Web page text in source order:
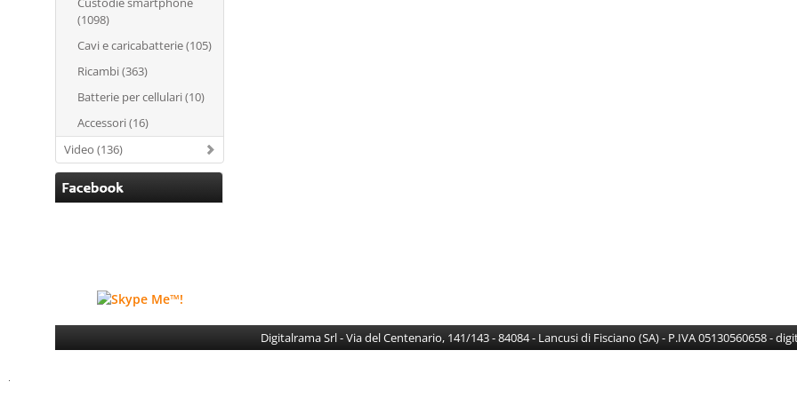
(1098)
Cavi e caricabatterie (105)
Ricambi (363)
Batterie per cellulari (10)
Accessori (16)
Video (136)
Digitalrama Srl - Via del Centenario, 141/143 - 84084 - Lancusi di Fisciano (SA) - P.IVA 05130560658 -